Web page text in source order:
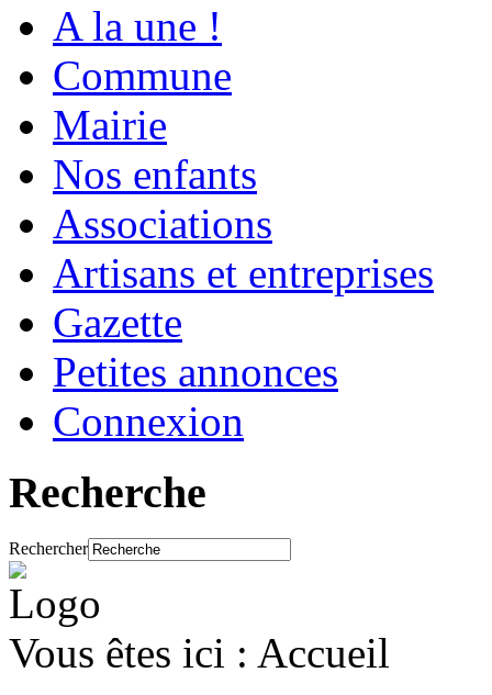
A la une !
Commune
Mairie
Nos enfants
Associations
Artisans et entreprises
Gazette
Petites annonces
Connexion
Recherche
Rechercher
Vous êtes ici : Accueil